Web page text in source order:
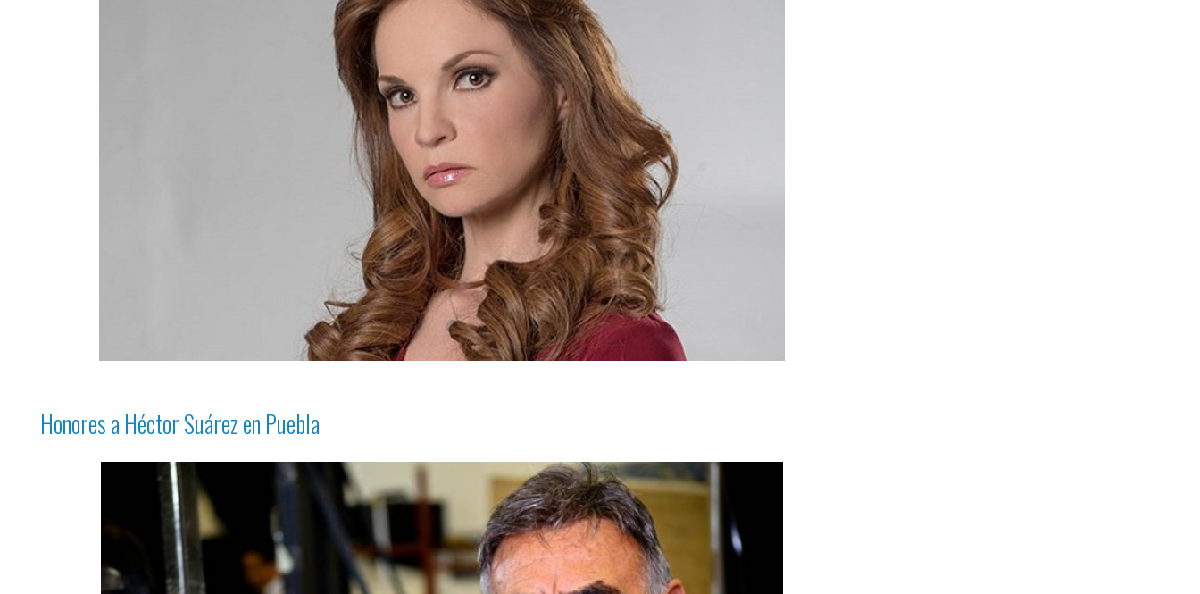
Honores a Héctor Suárez en Puebla